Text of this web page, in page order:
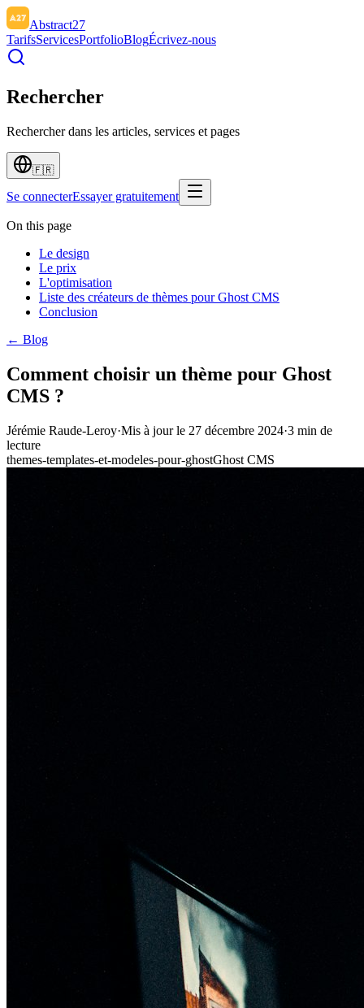
Abstract27
TarifsServicesPortfolioBlogÉcrivez-nous
Rechercher
Rechercher dans les articles, services et pages
🇫🇷
Se connecterEssayer gratuitement
On this page
Le design
Le prix
L'optimisation
Liste des créateurs de thèmes pour Ghost CMS
Conclusion
← Blog
Comment choisir un thème pour Ghost
CMS ?
Jérémie Raude-Leroy·Mis à jour le 27 décembre 2024·3 min de
lecture
themes-templates-et-modeles-pour-ghostGhost CMS